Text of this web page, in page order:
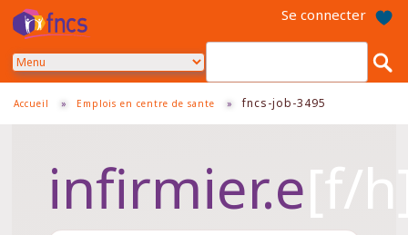
contenu
Se connecter
Accueil » Emplois en centre de sante » fncs-job-3495
infirmier.e